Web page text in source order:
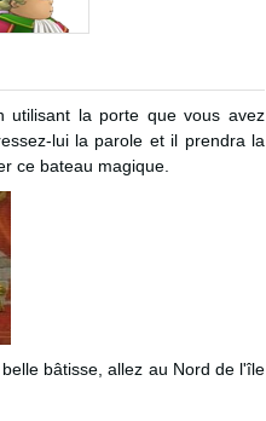
utilisant la porte que vous avez
lui la parole et il prendra la
ce bateau magique.
bâtisse, allez au Nord de l'île